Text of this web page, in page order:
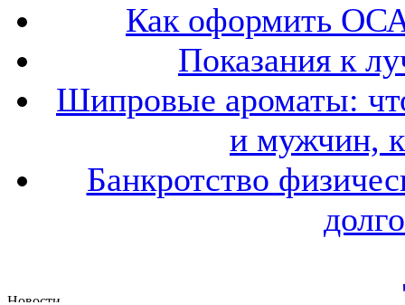
Как оформить
Показания к
Шипровые ароматы:
и мужчин,
Банкротство